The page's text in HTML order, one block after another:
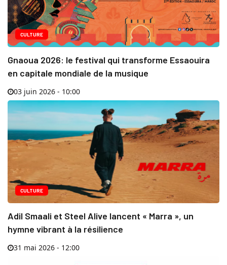
CULTURE
Gnaoua 2026: le festival qui transforme Essaouira
en capitale mondiale de la musique
03 juin 2026 - 10:00
CULTURE
Adil Smaali et Steel Alive lancent « Marra », un
hymne vibrant à la résilience
31 mai 2026 - 12:00